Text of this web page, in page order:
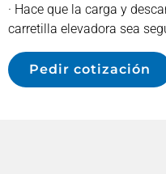
· Hace que la carga y
carretilla elevadora sea
Pedir cotización